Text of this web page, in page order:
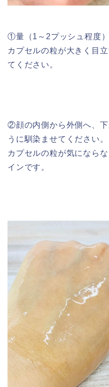
①量（1～2プッシュ程度）
カプセルの粒が大きく目
てください。
②顔の内側から外側へ、
うに馴染ませてください。
カプセルの粒が気になら
インです。